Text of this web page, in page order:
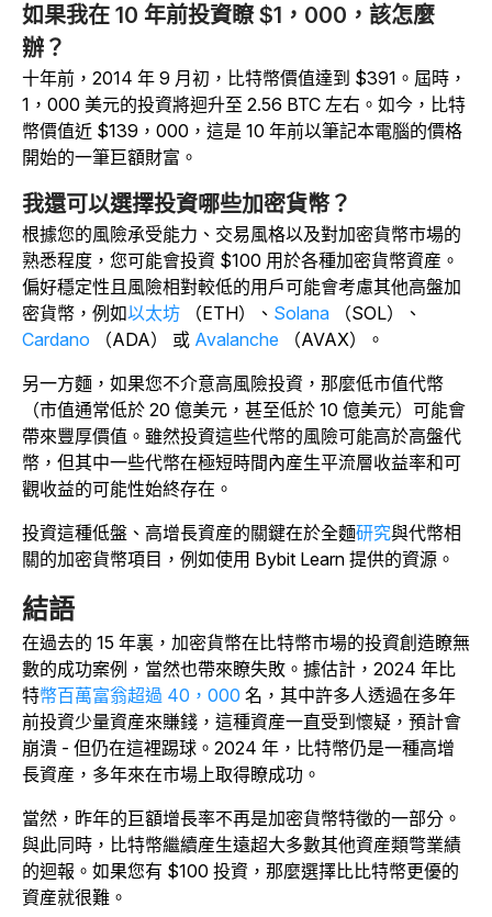
如果我在 10 年前投資瞭 $1，000，該怎麼
辦？
十年前，2014 年 9 月初，比特幣價值達到 $391。屆時，
1，000 美元的投資將迴升至 2.56 BTC 左右。如今，比特
幣價值近 $139，000，這是 10 年前以筆記本電腦的價格
開始的一筆巨額財富。
我還可以選擇投資哪些加密貨幣？
根據您的風險承受能力、交易風格以及對加密貨幣市場的
熟悉程度，您可能會投資 $100 用於各種加密貨幣資産。
偏好穩定性且風險相對較低的用戶可能會考慮其他高盤加
密貨幣，例如以太坊 （ETH） 、 Solana
（SOL）、
Cardano
（ADA） 或 Avalanche
（AVAX）。
另一方麵，如果您不介意高風險投資，那麼低市值代幣
（市值通常低於 20 億美元，甚至低於 10 億美元）可能會
帶來豐厚價值。雖然投資這些代幣的風險可能高於高盤代
幣，但其中一些代幣在極短時間內産生平流層收益率和可
觀收益的可能性始終存在。
投資這種低盤、高增長資産的關鍵在於全麵研究與代幣相
關的加密貨幣項目，例如使用 Bybit Learn 提供的資源。
結語
在過去的 15 年裏，加密貨幣在比特幣市場的投資創造瞭無
數的成功案例，當然也帶來瞭失敗。據估計，2024 年比
特幣百萬富翁超過 40，000 名 ，其中許多人透過在多年
前投資少量資産來賺錢，這種資産一直受到懷疑，預計會
崩潰 - 但仍在這裡踢球。2024 年，比特幣仍是一種高增
長資産，多年來在市場上取得瞭成功。
當然，昨年的巨額增長率不再是加密貨幣特徵的一部分。
與此同時，比特幣繼續産生遠超大多數其他資産類彆業績
的迴報。如果您有 $100 投資，那麼選擇比比特幣更優的
資産就很難。